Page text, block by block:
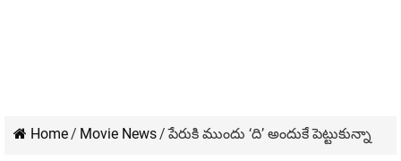
Home/ Movie News/ పేరుకి ముందు ‘ది’ అందుకే పెట్టుకున్నా